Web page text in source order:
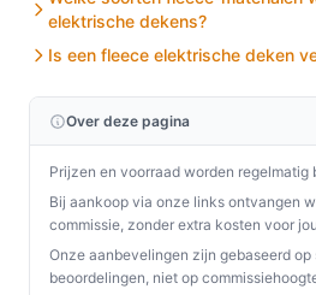
elektrische dekens?
Is een fleece elektrische deken
Over deze pagina
Prijzen en voorraad worden
Bij aankoop via onze links ontvangen
commissie, zonder extra kosten voor
Onze aanbevelingen zijn gebaseerd
beoordelingen, niet op